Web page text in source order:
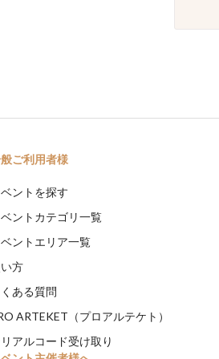
ご利用者様
ントを探す
ントカテゴリ一覧
ントエリア一覧
方
ある質問
ARTEKET（プロアルテケト）
アルコード受け取り